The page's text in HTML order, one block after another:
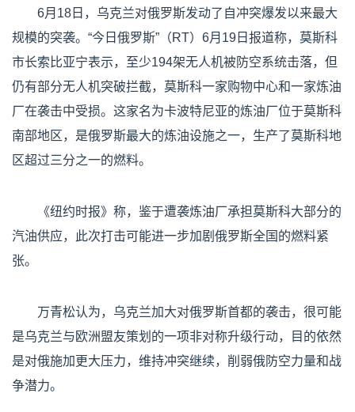
6月18日，乌克兰对俄罗斯发动了自冲突爆发以来最大
规模的突袭。“今日俄罗斯”（RT）6月19日报道称，莫斯科
市长索比亚宁表示，至少194架无人机被防空系统击落，但
仍有部分无人机突破拦截，莫斯科一家购物中心和一家炼油
厂在袭击中受损。这家名为卡波特尼亚的炼油厂位于莫斯科
南部地区，是俄罗斯最大的炼油设施之一，生产了莫斯科地
区超过三分之一的燃料。
《纽约时报》称，鉴于遭袭炼油厂承担莫斯科大部分的
汽油供应，此次打击可能进一步加剧俄罗斯全国的燃料紧
张。
万青松认为，乌克兰加大对俄罗斯首都的袭击，很可能
是乌克兰与欧洲盟友策划的一项非对称升级行动，目的依然
是对俄施加更大压力，维持冲突继续，削弱俄防空力量和战
争潜力。